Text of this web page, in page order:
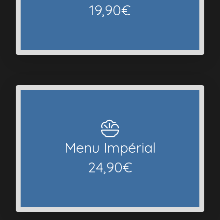
19,90€
Voir le menu
Menu Impérial
24,90€
2 entrées - un plat - un dessert
Voir le menu